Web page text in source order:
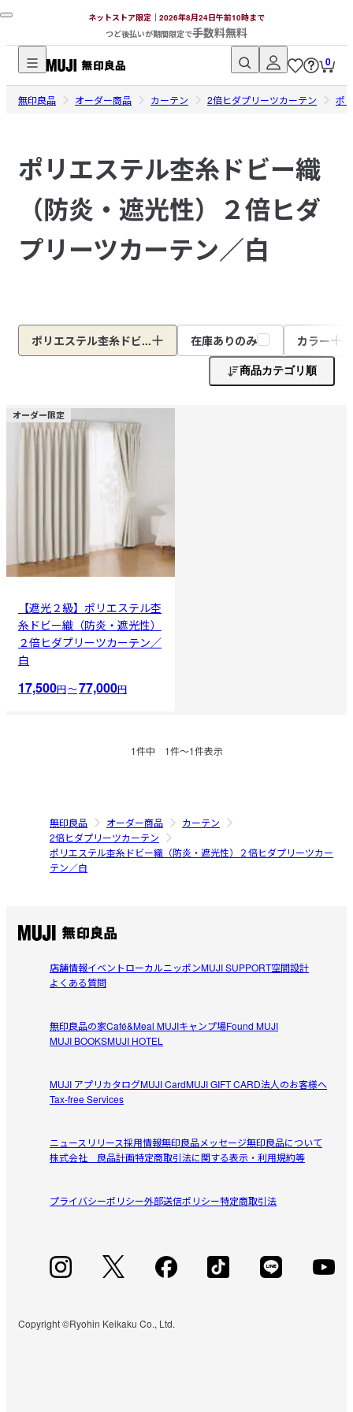
ネットストア限定｜2026年8月24日午前10時まで
つど後払いが期間限定で手数料無料
無
印
ネ
ッ
ト
ス
ト
ア
0
無印良品 オーダー商品 カーテン 2倍ヒダプリーツカーテン ポ
ポリエステル杢糸ドビー織
（防炎・遮光性）２倍ヒダ
プリーツカーテン／白
ポリエステル杢糸ドビ... 在庫ありのみ カラー
商品カテゴリ順
オーダー限定
【遮光２級】ポリエステル杢
糸ドビー織（防炎・遮光性）
２倍ヒダプリーツカーテン／
白
17,500円〜77,000円
1件中 1件〜1件表示
無印良品 オーダー商品
カーテン
2倍ヒダプリーツカーテン
ポリエステル杢糸ドビー織（防炎・遮光性）２倍ヒダプリーツカー
テン／白
店舗情報イベントローカルニッポンMUJI SUPPORT空間設計
よくある質問
無印良品の家Café&Meal MUJIキャンプ場Found MUJI
MUJI BOOKSMUJI HOTEL
MUJI アプリカタログMUJI CardMUJI GIFT CARD法人のお客様へ
Tax-free Services
ニュースリリース採用情報無印良品メッセージ無印良品について
株式会社 良品計画特定商取引法に関する表示・利用規約等
プライバシーポリシー外部送信ポリシー特定商取引法
Copyright ©Ryohin Keikaku Co., Ltd.